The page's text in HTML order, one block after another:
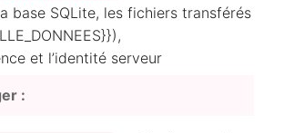
base SQLite, les fichiers transférés
et l’identité serveur
: